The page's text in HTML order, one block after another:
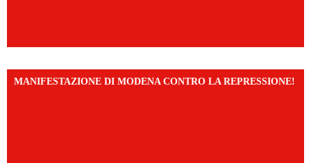
MANIFESTAZIONE DI MODENA CONTRO LA REPRESSIONE!